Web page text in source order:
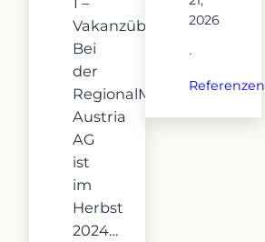
Vakanzüberbrückung:
Bei
der
RegionalMedien
Austria
AG
ist
im
Herbst
2024…
2026
·
Referenzen